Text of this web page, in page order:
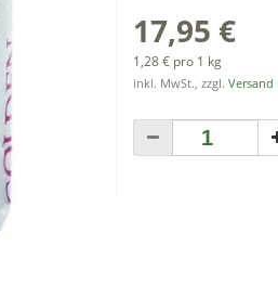
17,95 €
1,28 € pro 1 kg
inkl. MwSt., zzgl. Versand